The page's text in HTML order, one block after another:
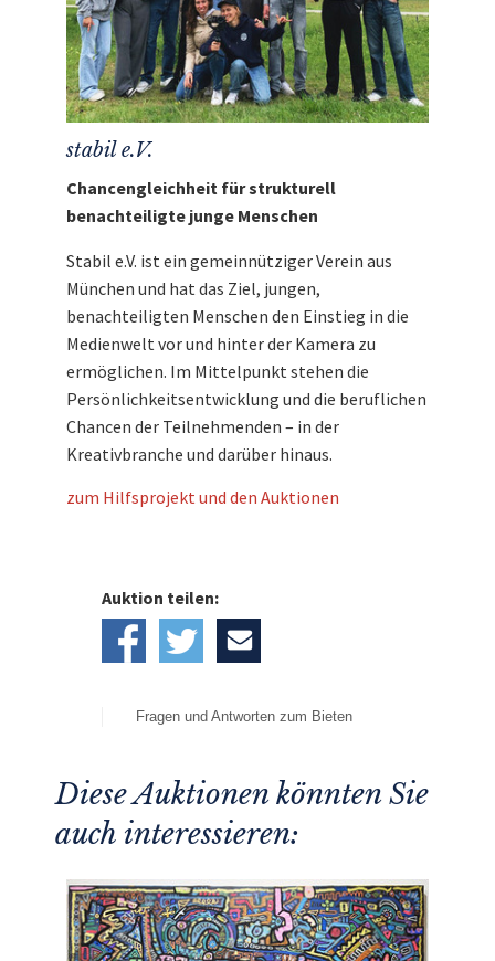
stabil e.V.
Chancengleichheit für strukturell
benachteiligte junge Menschen
Stabil e.V. ist ein gemeinnütziger Verein aus
München und hat das Ziel, jungen,
benachteiligten Menschen den Einstieg in die
Medienwelt vor und hinter der Kamera zu
ermöglichen. Im Mittelpunkt stehen die
Persönlichkeitsentwicklung und die beruflichen
Chancen der Teilnehmenden – in der
Kreativbranche und darüber hinaus.
zum Hilfsprojekt und den Auktionen
Auktion teilen:
Fragen und Antworten zum Bieten
Diese Auktionen könnten Sie
auch interessieren: